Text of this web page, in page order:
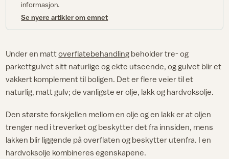
informasjon.
Se nyere artikler om emnet
Under en mattoverflatebehandling beholder tre- og
parkettgulvet sitt naturlige og ekte utseende, og gulvet blir et
vakkert komplement til boligen. Det er flere veier til et
naturlig, matt gulv; de vanligste er olje, lakk og hardvoksolje.
Den største forskjellen mellom en olje og en lakk er at oljen
trenger ned i treverket og beskytter det fra innsiden, mens
lakken blir liggende på overflaten og beskytter utenfra. I en
hardvoksolje kombineres egenskapene.